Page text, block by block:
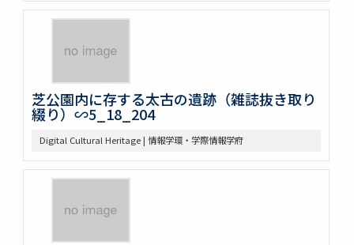
芝公園内に存する太古の遺跡（雑誌抜き取り
綴り）∽5_18_204
Digital Cultural Heritage | 情報学環・学際情報学府